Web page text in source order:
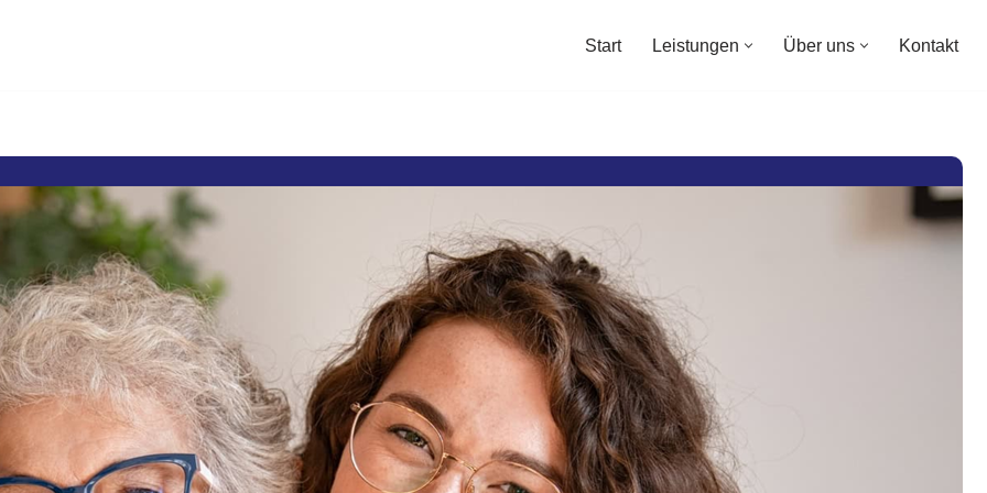
Start Leistungen Über uns Kontakt